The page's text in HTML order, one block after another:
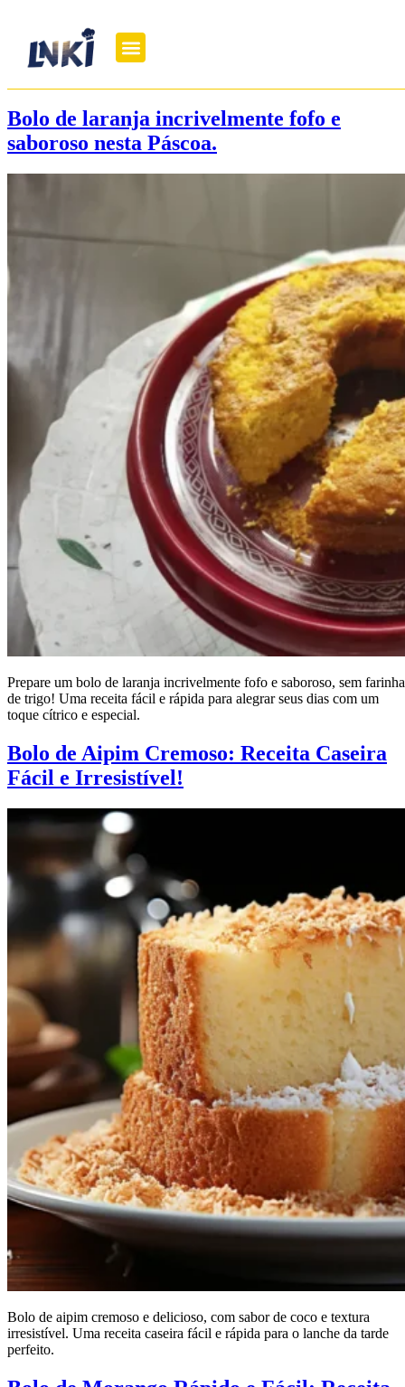
Bolo de laranja incrivelmente fofo e
saboroso nesta Páscoa.
Prepare um bolo de laranja incrivelmente fofo e saboroso, sem farinha
de trigo! Uma receita fácil e rápida para alegrar seus dias com um
toque cítrico e especial.
Bolo de Aipim Cremoso: Receita Caseira
Fácil e Irresistível!
Bolo de aipim cremoso e delicioso, com sabor de coco e textura
irresistível. Uma receita caseira fácil e rápida para o lanche da tarde
perfeito.